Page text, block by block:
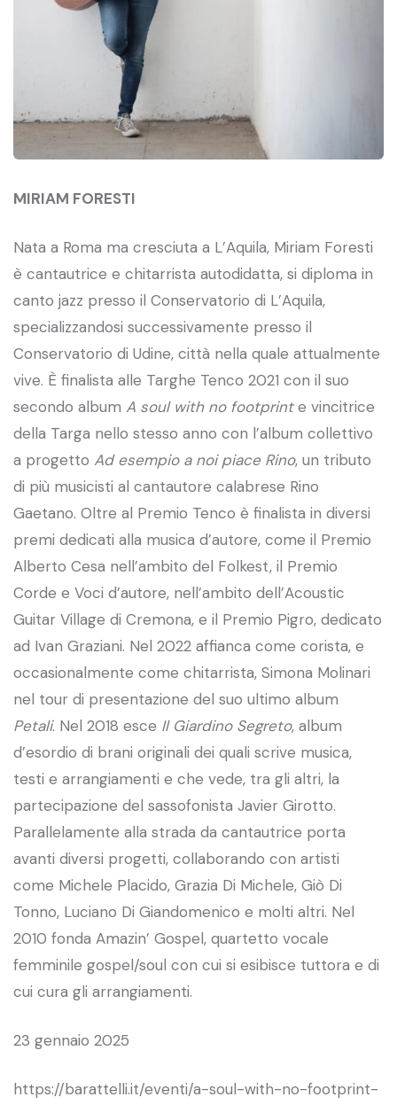
MIRIAM FORESTI
Nata a Roma ma cresciuta a L’Aquila, Miriam Foresti
è cantautrice e chitarrista autodidatta, si diploma in
canto jazz presso il Conservatorio di L’Aquila,
specializzandosi successivamente presso il
Conservatorio di Udine, città nella quale attualmente
vive. È finalista alle Targhe Tenco 2021 con il suo
secondo album A soul with no footprinte vincitrice
della Targa nello stesso anno con l’album collettivo
a progetto Ad esempio a noi piace Rino, un tributo
di più musicisti al cantautore calabrese Rino
Gaetano. Oltre al Premio Tenco è finalista in diversi
premi dedicati alla musica d’autore, come il Premio
Alberto Cesa nell’ambito del Folkest, il Premio
Corde e Voci d’autore, nell’ambito dell’Acoustic
Guitar Village di Cremona, e il Premio Pigro, dedicato
ad Ivan Graziani. Nel 2022 affianca come corista, e
occasionalmente come chitarrista, Simona Molinari
nel tour di presentazione del suo ultimo album
Petali. Nel 2018 esce Il Giardino Segreto, album
d’esordio di brani originali dei quali scrive musica,
testi e arrangiamenti e che vede, tra gli altri, la
partecipazione del sassofonista Javier Girotto.
Parallelamente alla strada da cantautrice porta
avanti diversi progetti, collaborando con artisti
come Michele Placido, Grazia Di Michele, Giò Di
Tonno, Luciano Di Giandomenico e molti altri. Nel
2010 fonda Amazin’ Gospel, quartetto vocale
femminile gospel/soul con cui si esibisce tuttora e di
cui cura gli arrangiamenti.
23 gennaio 2025
https://barattelli.it/eventi/a-soul-with-no-footprint-